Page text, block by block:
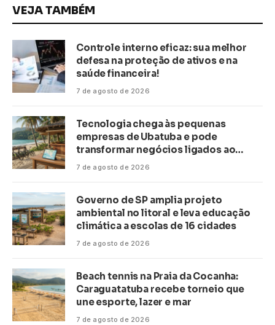
VEJA TAMBÉM
Controle interno eficaz: sua melhor
defesa na proteção de ativos e na
saúde financeira!
7 de agosto de 2026
Tecnologia chega às pequenas
empresas de Ubatuba e pode
transformar negócios ligados ao
turismo no litoral
7 de agosto de 2026
Governo de SP amplia projeto
ambiental no litoral e leva educação
climática a escolas de 16 cidades
7 de agosto de 2026
Beach tennis na Praia da Cocanha:
Caraguatatuba recebe torneio que
une esporte, lazer e mar
7 de agosto de 2026